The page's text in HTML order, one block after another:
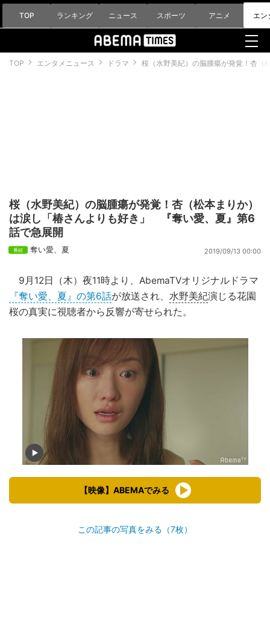
TOP ランキング ニュース スポーツ アニメ エン
TOP エンタメニュース ドラマ 桜（水野美紀）の脳腫瘍が発覚！杏
桜（水野美紀）の脳腫瘍が発覚！杏（松本まりか）
は涙し「椿さんよりも好き」 『奪い愛、夏』第6
話で急展開
奪い愛、夏 2019/09/13 00:00
9月12日（木）夜11時より、AbemaTVオリジナルドラマ
『奪い愛、夏』の第6話が放送され、 水野美紀演じる花園
桜の真実に視聴者から反響が寄せられた。
【映像】ABEMAでみる
この記事の写真をみる（7枚）